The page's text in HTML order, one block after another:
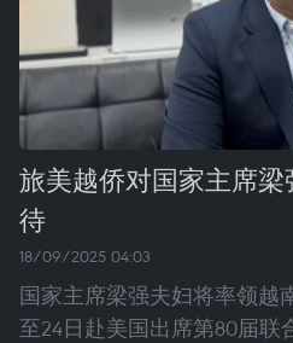
旅美越侨对国家主席
待
18/09/2025 04:03
国家主席梁强夫妇将率领越
至24日赴美国出席第80届联